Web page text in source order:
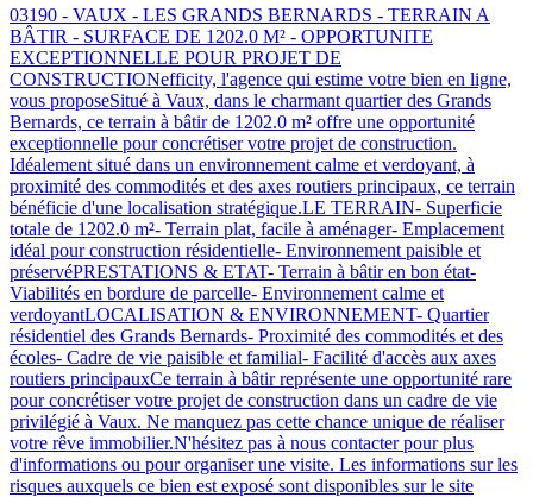
03190 - VAUX - LES GRANDS BERNARDS - TERRAIN A
BÂTIR - SURFACE DE 1202.0 M² - OPPORTUNITE
EXCEPTIONNELLE POUR PROJET DE
CONSTRUCTIONefficity, l'agence qui estime votre bien en ligne,
vous proposeSitué à Vaux, dans le charmant quartier des Grands
Bernards, ce terrain à bâtir de 1202.0 m² offre une opportunité
exceptionnelle pour concrétiser votre projet de construction.
Idéalement situé dans un environnement calme et verdoyant, à
proximité des commodités et des axes routiers principaux, ce terrain
bénéficie d'une localisation stratégique.LE TERRAIN- Superficie
totale de 1202.0 m²- Terrain plat, facile à aménager- Emplacement
idéal pour construction résidentielle- Environnement paisible et
préservéPRESTATIONS & ETAT- Terrain à bâtir en bon état-
Viabilités en bordure de parcelle- Environnement calme et
verdoyantLOCALISATION & ENVIRONNEMENT- Quartier
résidentiel des Grands Bernards- Proximité des commodités et des
écoles- Cadre de vie paisible et familial- Facilité d'accès aux axes
routiers principauxCe terrain à bâtir représente une opportunité rare
pour concrétiser votre projet de construction dans un cadre de vie
privilégié à Vaux. Ne manquez pas cette chance unique de réaliser
votre rêve immobilier.N'hésitez pas à nous contacter pour plus
d'informations ou pour organiser une visite. Les informations sur les
risques auxquels ce bien est exposé sont disponibles sur le site